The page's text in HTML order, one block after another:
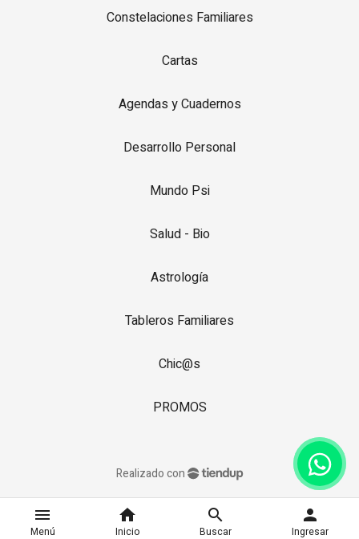
menu
Menú
home
Inicio
search
Buscar
person
Ingresar
Constelaciones Familiares
Cartas
Agendas y Cuadernos
Desarrollo Personal
Mundo Psi
Salud - Bio
Astrología
Tableros Familiares
Chic@s
PROMOS
Realizado con